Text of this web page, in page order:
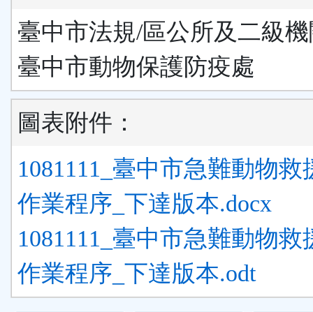
臺中市法規/區公所及二級
臺中市動物保護防疫處
圖表附件：
1081111_臺中市急難動物救
作業程序_下達版本.docx
1081111_臺中市急難動物救
作業程序_下達版本.odt